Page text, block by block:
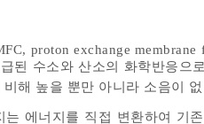
proton exchange
된 수소와 산소의 화학반응으
해 높을 뿐만 아니라 소음이
는 에너지를 직접 변환하여 기